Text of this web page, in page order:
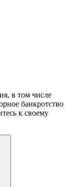
в том числе
банкротство
к своему